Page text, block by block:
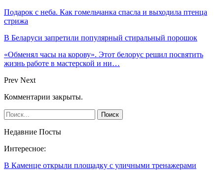
Подарок с неба. Как гомельчанка спасла и выходила птенца
стрижа
В Беларуси запретили популярный стиральный порошок
«Обменял часы на корову». Этот белорус решил посвятить
жизнь работе в мастерской и ни…
Prev Next
Комментарии закрыты.
Недавние Посты
Интересное:
В Каменце открыли площадку с уличными тренажерами